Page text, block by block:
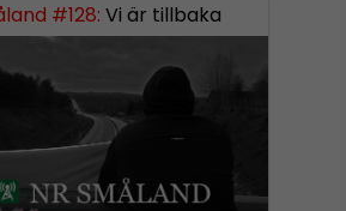
#128: Vi är tillbaka